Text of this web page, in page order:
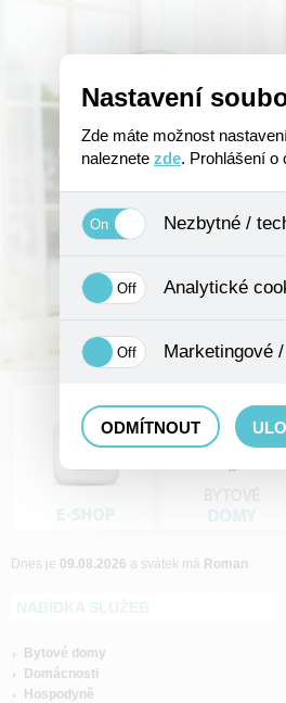
Dnes je 09.08.2026 a svátek má Roman
Bytové domy
Domácnosti
Hospodyně
Nastavení
Zde máte možnost
naleznete zde. Prohlášení o
Nezbytné /
ukládání produktů v nákupním
možné jej ani odebrat.
Analytické
údaje, protože anonymizované
Marketingové
ODMÍTNOUT